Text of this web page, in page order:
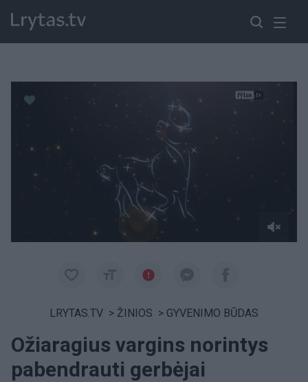
LRYTAS.TV > ŽINIOS > GYVENIMO BŪDAS
Ožiaragius vargins norintys
pabendrauti gerbėjai